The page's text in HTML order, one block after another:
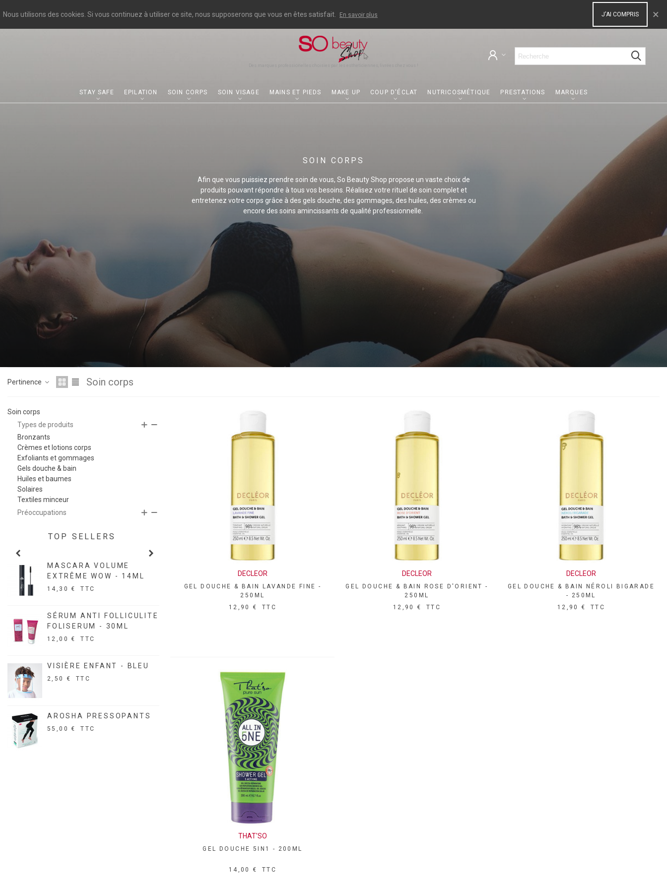
Nous utilisons des cookies. Si vous continuez à utiliser ce site, nous supposerons que vous en êtes satisfait. En savoir plus J'AI COMPRIS ×
STAY SAFE EPILATION SOIN CORPS SOIN VISAGE MAINS ET PIEDS MAKE UP COUP D'ÉCLAT NUTRICOSMÉTIQUE PRESTATIONS MARQUES
SOIN CORPS
Afin que vous puissiez prendre soin de vous, So Beauty Shop propose un vaste choix de
produits pouvant répondre à tous vos besoins. Réalisez votre rituel de soin complet et
entretenez votre corps grâce à des gels douche, des gommages, des huiles, des crèmes ou
encore des soins amincissants de qualité professionnelle.
Pertinence Soin corps
Soin corps
Types de produits
Bronzants
Crèmes et lotions corps
Exfoliants et gommages
Gels douche & bain
Huiles et baumes
Solaires
Textiles minceur
Préoccupations
TOP SELLERS
MASCARA VOLUME
EXTRÊME WOW - 14ML
14,30 € TTC
SÉRUM ANTI FOLLICULITE
FOLISERUM - 30ML
12,00 € TTC
VISIÈRE ENFANT - BLEU
2,50 € TTC
AROSHA PRESSOPANTS
55,00 € TTC
GO - CARTOUCHE 100G
1,90 € TTC
SELLER
36,90 € TTC 41,00 €
CRÈME MAINS
REVITALISANTE - 30ML
TTC
EXTRÊME WOW - 14ML
14,30 € TTC
APERÇU RAPIDE
DECLEOR
GEL DOUCHE & BAIN LAVANDE FINE -
250ML
12,90 €
TTC
APERÇU RAPIDE
DECLEOR
GEL DOUCHE & BAIN ROSE D'ORIENT -
250ML
12,90 €
TTC
APERÇU RAPIDE
DECLEOR
GEL DOUCHE & BAIN NÉROLI BIGARADE
- 250ML
12,90 €
TTC
APERÇU RAPIDE
THAT'SO
GEL DOUCHE 5IN1 - 200ML
14,00 € TTC